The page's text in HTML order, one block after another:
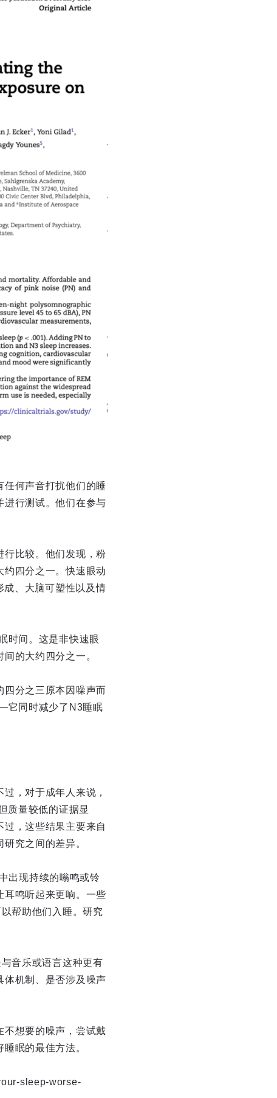
任何声音打扰他们的睡
进行测试。他们在参与
行比较。他们发现，粉
四分之一。快速眼动
成、大脑可塑性以及情
时间。这是非快速眼
的大约四分之一。
四分之三原本因噪声而
它同时减少了N3睡眠
，对于成年人来说，
质量较低的证据显
，这些结果主要来自
究之间的差异。
出现持续的嗡鸣或铃
耳鸣听起来更响。一些
帮助他们入睡。研究
音乐或语言这种更有
体机制、是否涉及噪声
不想要的噪声，尝试戴
眠的最佳方法。
sleep-worse-